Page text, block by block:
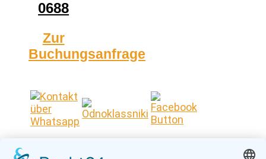
0688
Zur
Buchungsanfrage